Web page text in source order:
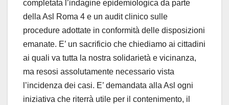
completata l’indagine epidemiologica da parte
della Asl Roma 4 e un audit clinico sulle
procedure adottate in conformità delle disposizioni
emanate. E’ un sacrificio che chiediamo ai cittadini
ai quali va tutta la nostra solidarietà e vicinanza,
ma resosi assolutamente necessario vista
l’incidenza dei casi. E’ demandata alla Asl ogni
iniziativa che riterrà utile per il contenimento, il